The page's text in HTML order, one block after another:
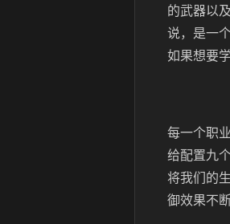
的武器以
说，是一
如果想要
每一个职
给配置九
将我们的
御效果不